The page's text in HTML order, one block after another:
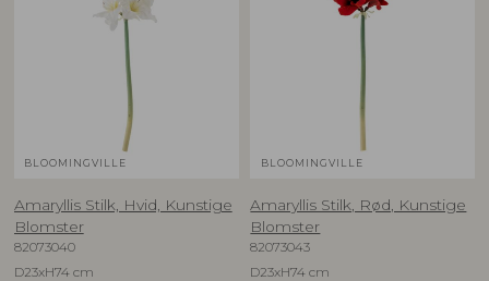
BLOOMINGVILLE
Amaryllis Stilk, Hvid, Kunstige
Blomster
82073040
D23xH74 cm
BLOOMINGVILLE
Amaryllis Stilk, Rød, Kunstige
Blomster
82073043
D23xH74 cm